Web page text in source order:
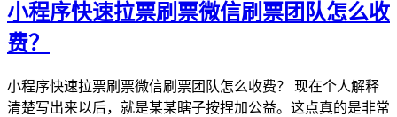
小程序快速拉票刷票微信刷票团队怎么收
费？
小程序快速拉票刷票微信刷票团队怎么收费？ 现在个人解释
清楚写出来以后，就是某某瞎子按捏加公益。这点真的是非常